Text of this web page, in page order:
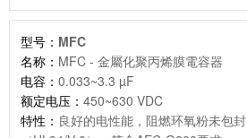
型号： MFC
名称： MFC - 金屬化聚丙烯膜電容器
电容： 0.033~3.3 µF
额定电压： 450~630 VDC
特性： 良好的电性能，阻燃环氧粉未包封